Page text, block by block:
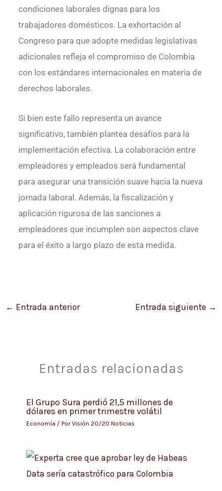
condiciones laborales dignas para los
trabajadores domésticos. La exhortación al
Congreso para que adopte medidas legislativas
adicionales refleja el compromiso de Colombia
con los estándares internacionales en materia de
derechos laborales.
Si bien este fallo representa un avance
significativo, también plantea desafíos para la
implementación efectiva. La colaboración entre
empleadores y empleados será fundamental
para asegurar una transición suave hacia la nueva
jornada laboral. Además, la fiscalización y
aplicación rigurosa de las sanciones a
empleadores que incumplen son aspectos clave
para el éxito a largo plazo de esta medida.
← Entrada anterior Entrada siguiente →
Entradas relacionadas
El Grupo Sura perdió 21,5 millones de
dólares en primer trimestre volátil
Economía / PorVisión 20/20 Noticias